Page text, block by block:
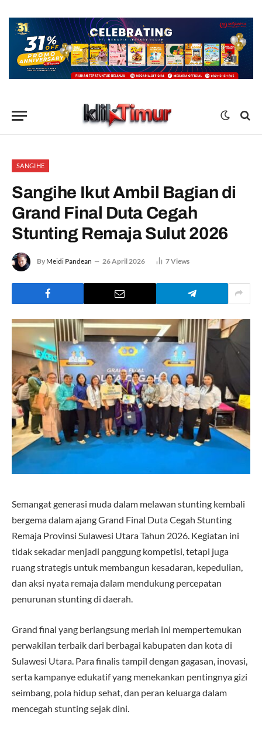
SANGIHE
Sangihe Ikut Ambil Bagian di
Grand Final Duta Cegah
Stunting Remaja Sulut 2026
By Meidi Pandean 26 April 2026 7Views
Semangat generasi muda dalam melawan stunting kembali
bergema dalam ajang Grand Final Duta Cegah Stunting
Remaja Provinsi Sulawesi Utara Tahun 2026. Kegiatan ini
tidak sekadar menjadi panggung kompetisi, tetapi juga
ruang strategis untuk membangun kesadaran, kepedulian,
dan aksi nyata remaja dalam mendukung percepatan
penurunan stunting di daerah.
Grand final yang berlangsung meriah ini mempertemukan
perwakilan terbaik dari berbagai kabupaten dan kota di
Sulawesi Utara. Para finalis tampil dengan gagasan, inovasi,
serta kampanye edukatif yang menekankan pentingnya gizi
seimbang, pola hidup sehat, dan peran keluarga dalam
mencegah stunting sejak dini.